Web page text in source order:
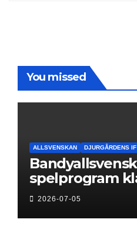
You missed
ALLSVENSKAN DJURGÅRDENS IF
spelprogram
föreningar jagar
elitseriesäsong
2026-07-05